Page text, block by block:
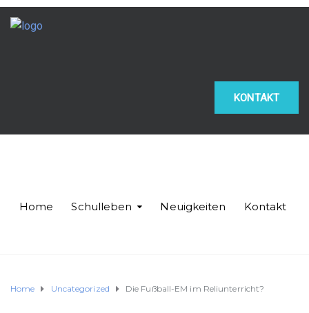
KONTAKT
Home Schulleben Neuigkeiten Kontakt
Home Uncategorized Die Fußball-EM im Reliunterricht?